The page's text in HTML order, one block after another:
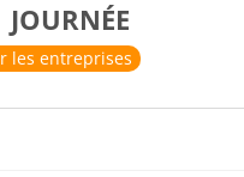
JOURNÉE
les entreprises